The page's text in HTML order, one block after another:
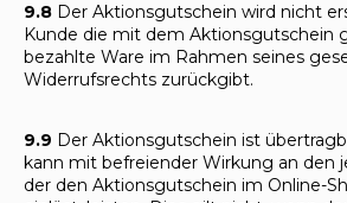
9.8 Der Aktionsgutschein wird nicht
Kunde die mit dem Aktionsgutschein
bezahlte Ware im Rahmen seines
Widerrufsrechts zurückgibt.
9.9 Der Aktionsgutschein ist
kann mit befreiender Wirkung an den
der den Aktionsgutschein im Online-